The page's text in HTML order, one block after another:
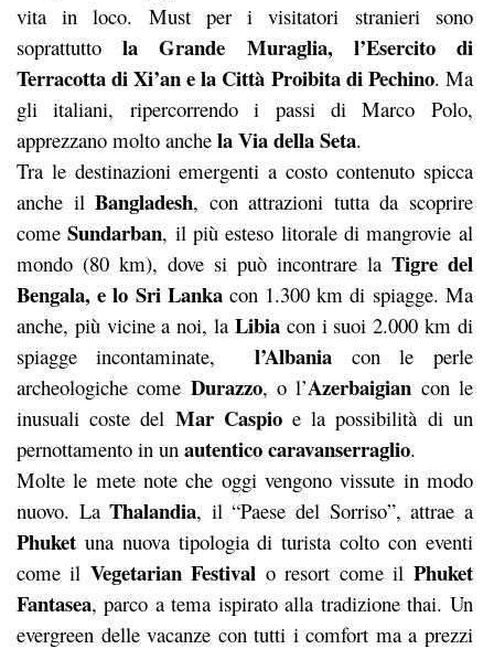
vita in loco. Must per i visitatori stranieri sono
soprattuttola Grande Muraglia, l’Esercito di
Terracotta di Xi’an e la Città Proibita di Pechino. Ma
gli italiani, ripercorrendo i passi di Marco Polo,
apprezzano molto anche la Via della Seta.
Tra le destinazioni emergenti a costo contenuto spicca
anche ilBangladesh, con attrazioni tutta da scoprire
comeSundarban, il più esteso litorale di mangrovie al
mondo (80 km), dove si può incontrare la Tigre del
Bengala, e lo Sri Lanka con 1.300 km di spiagge. Ma
anche, più vicine a noi, la Libiacon i suoi 2.000 km di
spiagge incontaminate,l’Albania con le perle
archeologiche come Durazzo, o l’Azerbaigian con le
inusuali coste del Mar Caspioe la possibilità di un
pernottamento in un autentico caravanserraglio.
Molte le mete note che oggi vengono vissute in modo
nuovo. LaThalandia, il “Paese del Sorriso”, attrae a
Phuket una nuova tipologia di turista colto con eventi
come il Vegetarian Festival o resort come il Phuket
Fantasea, parco a tema ispirato alla tradizione thai. Un
evergreen delle vacanze con tutti i comfort ma a prezzi